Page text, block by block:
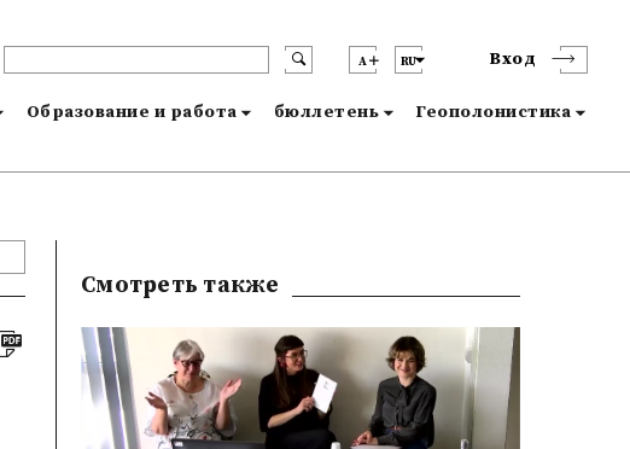
A RU Вход
Образование и работа бюллетень Геополонистика
Смотреть также